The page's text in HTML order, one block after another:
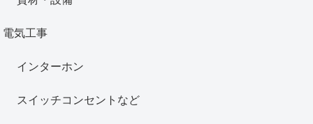
電気工事
インターホン
スイッチコンセントなど